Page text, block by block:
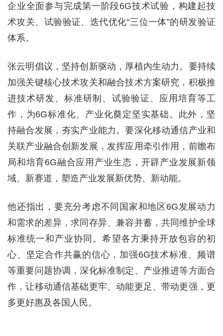
企业全面参与完成第一阶段6G技术试验，构建起技
术攻关、试验验证、迭代优化“三位一体”的研发验证
体系。
张云明倡议，坚持创新驱动，厚植内生动力。要持续
加强关键核心技术攻关和融合技术方案研究，积极推
进技术研发、标准研制、试验验证、应用培育等工
作，为6G标准化、产业化奠定坚实基础。此外，坚
持融合发展，夯实产业能力。要深化移动通信产业和
关联产业融合创新发展，发挥应用牵引作用，前瞻布
局和培育6G融合应用产业生态，开辟产业发展新领
域、新赛道，塑造产业发展新优势、新动能。
他还指出，要充分考虑不同国家和地区6G发展动力
和需求的差异，求同存异、兼容并蓄，共同维护全球
标准统一和产业协同。希望各方秉持开放包容的初
心、坚定合作共赢的信心，加强6G技术标准、频谱
等重要问题协调，深化标准制定、产业推进等方面合
作，让移动通信基础更牢、动能更足、带动更强，更
多更好惠及各国人民。